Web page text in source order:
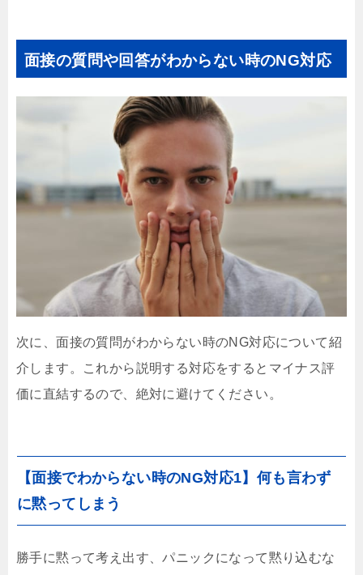
面接の質問や回答がわからない時のNG対応
次に、面接の質問がわからない時のNG対応について紹
介します。これから説明する対応をするとマイナス評
価に直結するので、絶対に避けてください。
【面接でわからない時のNG対応1】何も言わず
に黙ってしまう
勝手に黙って考え出す、パニックになって黙り込むな